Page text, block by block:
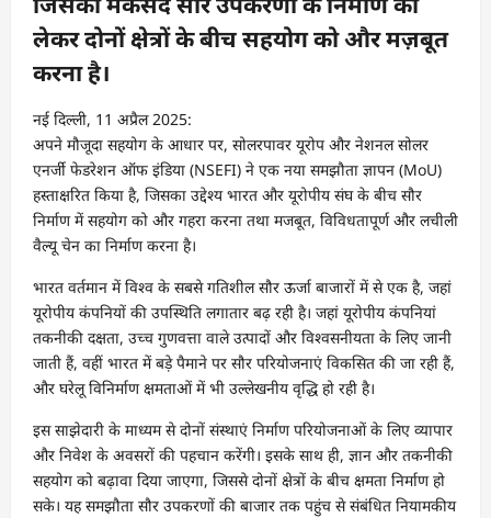
लेकर दोनों क्षेत्रों के बीच सहयोग को और मज़बूत
करना है।
नई दिल्ली, 11 अप्रैल 2025:
अपने मौजूदा सहयोग के आधार पर, सोलरपावर यूरोप और नेशनल सोलर
एनर्जी फेडरेशन ऑफ इंडिया (NSEFI) ने एक नया समझौता ज्ञापन (MoU)
हस्ताक्षरित किया है, जिसका उद्देश्य भारत और यूरोपीय संघ के बीच सौर
निर्माण में सहयोग को और गहरा करना तथा मजबूत, विविधतापूर्ण और लचीली
वैल्यू चेन का निर्माण करना है।
भारत वर्तमान में विश्व के सबसे गतिशील सौर ऊर्जा बाजारों में से एक है, जहां
यूरोपीय कंपनियों की उपस्थिति लगातार बढ़ रही है। जहां यूरोपीय कंपनियां
तकनीकी दक्षता, उच्च गुणवत्ता वाले उत्पादों और विश्वसनीयता के लिए जानी
जाती हैं, वहीं भारत में बड़े पैमाने पर सौर परियोजनाएं विकसित की जा रही हैं,
और घरेलू विनिर्माण क्षमताओं में भी उल्लेखनीय वृद्धि हो रही है।
इस साझेदारी के माध्यम से दोनों संस्थाएं निर्माण परियोजनाओं के लिए व्यापार
और निवेश के अवसरों की पहचान करेंगी। इसके साथ ही, ज्ञान और तकनीकी
सहयोग को बढ़ावा दिया जाएगा, जिससे दोनों क्षेत्रों के बीच क्षमता निर्माण हो
सके। यह समझौता सौर उपकरणों की बाजार तक पहुंच से संबंधित नियामकीय